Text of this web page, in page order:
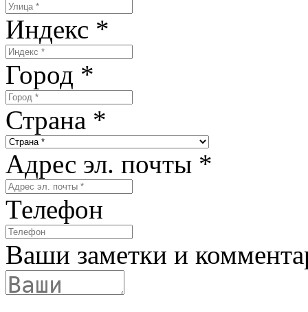
Индекс *
Город *
Страна *
Адрес эл. почты *
Телефон
Ваши заметки и